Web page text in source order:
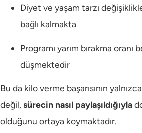
Diyet ve yaşam tarzı
bağlı kalmakta
Programı yarım bırakma oranı
düşmektedir
Bu da kilo verme başarısının
değil, sürecin nasıl paylaşıldığıyla
olduğunu ortaya koymaktadır.